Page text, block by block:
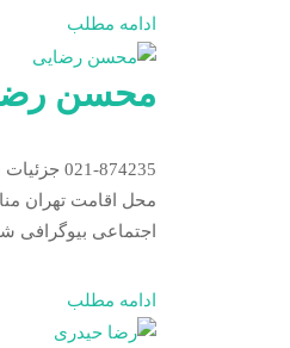
ادامه مطلب
محسن
محل اقامت تهران
اجتماعی
ادامه مطلب